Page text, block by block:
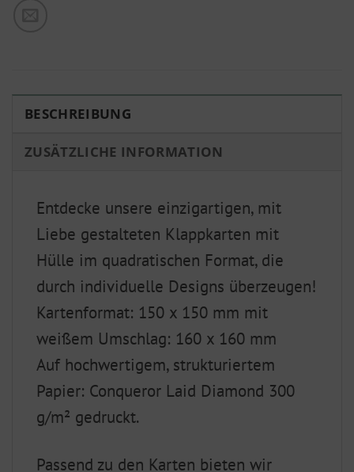
BESCHREIBUNG
ZUSÄTZLICHE INFORMATION
Entdecke unsere einzigartigen, mit
Liebe gestalteten Klappkarten mit
Hülle im quadratischen Format, die
durch individuelle Designs überzeugen!
Kartenformat: 150 x 150 mm mit
weißem Umschlag: 160 x 160 mm
Auf hochwertigem, strukturiertem
Papier: Conqueror Laid Diamond 300
g/m² gedruckt.
Passend zu den Karten bieten wir